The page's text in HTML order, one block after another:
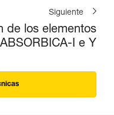
Siguiente
de los elementos
I e Y